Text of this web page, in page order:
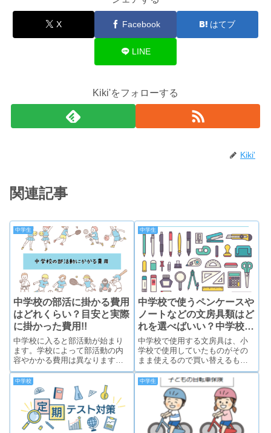
X Facebook はてブ
LINE
Kiki'をフォローする
Kiki'
関連記事
中学生
中学校の部活に掛かる費用
はどれくらい？目安と実際
に掛かった費用!!
中学校に入ると部活動が始まり
ます。学校によって部活動の内
容やかかる費用は異なります
が、実際に子どもたちの掛かっ
た費用と合わせてご紹介してい
きます。
中学生
中学校で使うペンケースや
ノートなどの文房具類はど
れを選べばいい？中学校で
使用するおすすめ文房具!!
中学校で使用する文房具は、小
学校で使用していたものがその
まま使えるので買い替えるもの
は少ないと思います。その中で
も、小学校ではキャラクターも
のやシャーペンが使えない学校
が多いので、買い足したり買い
替える文房具あります。ここで
は中学校で使用する文房具につ
いてご紹介していきます。
中学校 中学生